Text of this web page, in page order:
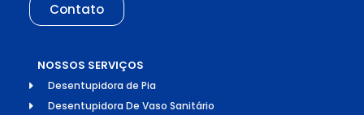
Contato
NOSSOS SERVIÇOS
Desentupidora de Pia
Desentupidora De Vaso Sanitário